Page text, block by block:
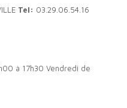
Tel: 03.29.06.54.16
à 17h30 Vendredi de